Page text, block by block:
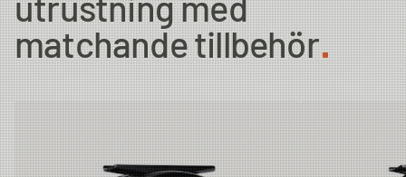
utrustning med
matchande tillbehör